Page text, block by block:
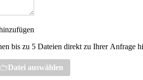
bis zu 5 Dateien direkt zu Ihrer Anfrage
Datei auswählen